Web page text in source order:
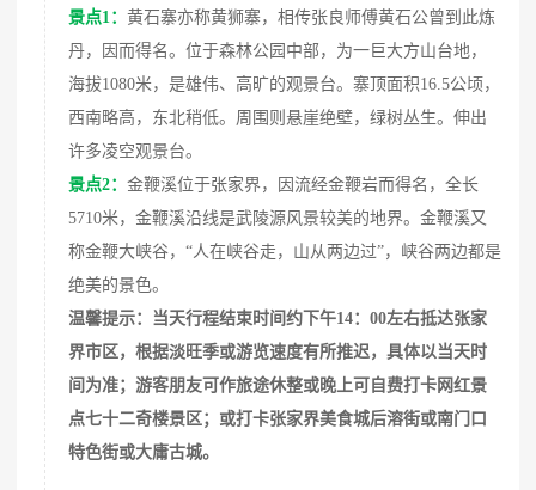
景点1： 黄石寨亦称黄狮寨，相传张良师傅黄石公曾到此炼
丹，因而得名。位于森林公园中部，为一巨大方山台地，
海拔1080米，是雄伟、高旷的观景台。寨顶面积16.5公顷，
西南略高，东北稍低。周围则悬崖绝壁，绿树丛生。伸出
许多凌空观景台。
景点2： 金鞭溪位于张家界，因流经金鞭岩而得名，全长
5710米，金鞭溪沿线是武陵源风景较美的地界。金鞭溪又
称金鞭大峡谷，“人在峡谷走，山从两边过”，峡谷两边都是
绝美的景色。
温馨提示：当天行程结束时间约下午14：00左右抵达张家
界市区，根据淡旺季或游览速度有所推迟，具体以当天时
间为准；游客朋友可作旅途休整或晚上可自费打卡网红景
点七十二奇楼景区；或打卡张家界美食城后溶街或南门口
特色街或大庸古城。